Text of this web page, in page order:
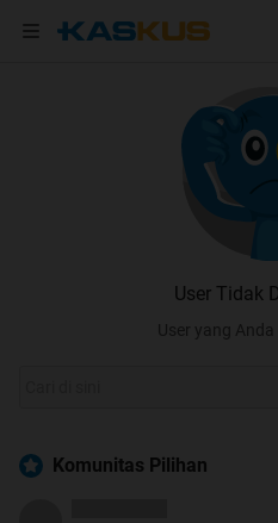
User Tidak
User yang
Komunitas Pilihan